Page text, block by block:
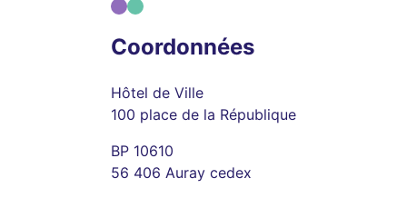
Coordonnées
Hôtel de Ville
100 place de la République
BP 10610
56 406 Auray cedex